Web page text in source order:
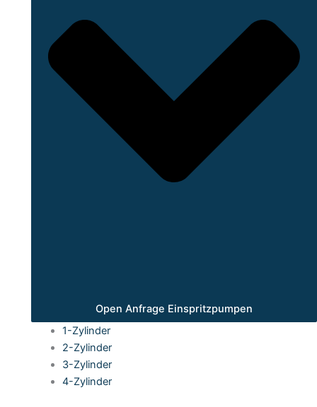
Open Anfrage Einspritzpumpen
1-Zylinder
2-Zylinder
3-Zylinder
4-Zylinder